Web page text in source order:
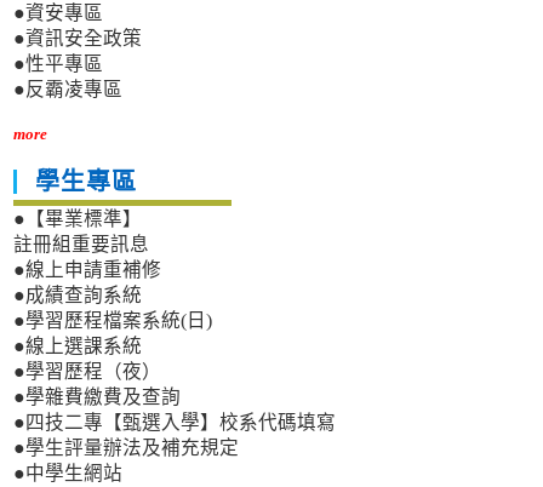
●資安專區
●資訊安全政策
●性平專區
●反霸凌專區
more
學生專區
●【畢業標準】
註冊組重要訊息
●線上申請重補修
●成績查詢系統
●學習歷程檔案系統(日)
●線上選課系統
●學習歷程（夜）
●學雜費繳費及查詢
●四技二專【甄選入學】校系代碼填寫
●學生評量辦法及補充規定
●中學生網站